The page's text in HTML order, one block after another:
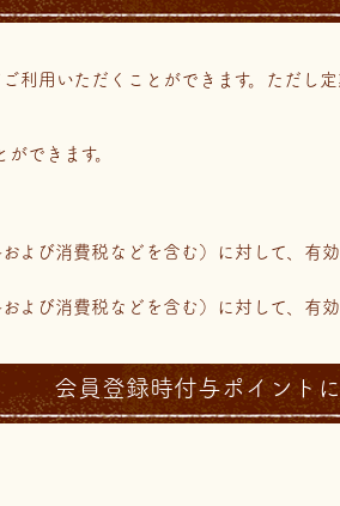
利用いただくことができます。ただし
できます。
よび消費税などを含む）に対して、有
よび消費税などを含む）に対して、有
会員登録時付与ポイント